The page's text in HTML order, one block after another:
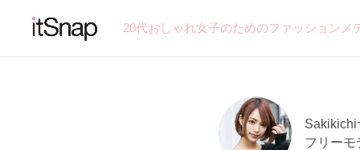
20代おしゃれ女子のためのファッション
Sakikichi
フリーモ